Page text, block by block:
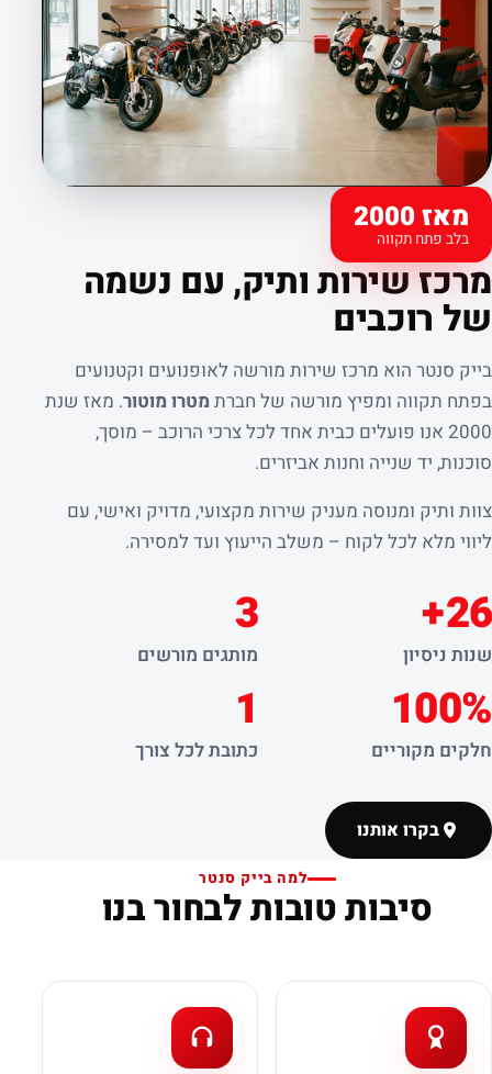
מאז 2000
בלב פתח תקווה
קצת עלינו
מרכז שירות ותיק, עם נשמה
של רוכבים
בייק סנטר הוא מרכז שירות מורשה לאופנועים וקטנועים
בפתח תקווה ומפיץ מורשה של חברת מטרו מוטור. מאז שנת
2000 אנו פועלים כבית אחד לכל צרכי הרוכב – מוסך,
סוכנות, יד שנייה וחנות אביזרים.
צוות ותיק ומנוסה מעניק שירות מקצועי, מדויק ואישי, עם
ליווי מלא לכל לקוח – משלב הייעוץ ועד למסירה.
26+
שנות ניסיון
3
מותגים מורשים
100%
חלקים מקוריים
1
כתובת לכל צורך
בקרו אותנו
למה בייק סנטר
סיבות טובות לבחור בנו